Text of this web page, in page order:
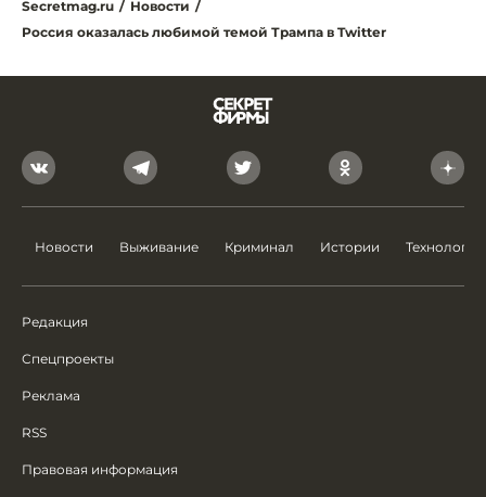
Secretmag.ru / Новости /
Россия оказалась любимой темой Трампа в Twitter
Новости Выживание Криминал Истории Технологии
Редакция
Спецпроекты
Реклама
RSS
Правовая информация